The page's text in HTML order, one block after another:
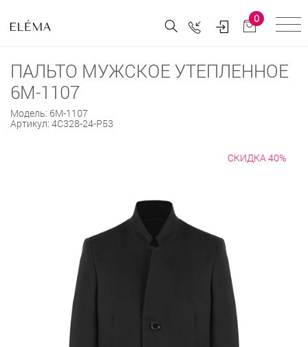
0
ПАЛЬТО МУЖСКОЕ УТЕПЛЕННОЕ
6М-1107
Модель: 6М-1107
Артикул: 4С328-24-Р53
СКИДКА 40%